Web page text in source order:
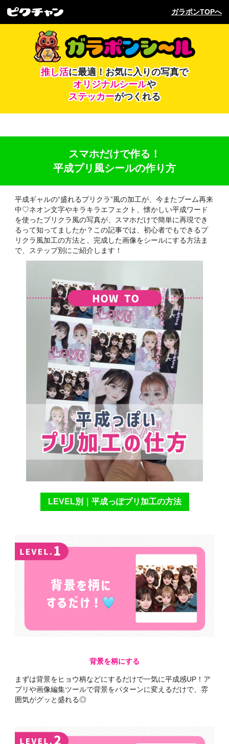
ガラポンTOPへ
推し活に最適！お気に入りの写真で
オリジナルシールや
ステッカーがつくれる
スマホだけで作る！
平成プリ風シールの作り方
平成ギャルの“盛れるプリクラ”風の加工が、今またブーム再来
中♡ネオン文字やキラキラエフェクト、懐かしい平成ワード
を使ったプリクラ風の写真が、スマホだけで簡単に再現でき
るって知ってましたか？この記事では、初心者でもできるプ
リクラ風加工の方法と、完成した画像をシールにする方法ま
で、ステップ別にご紹介します！
LEVEL別｜平成っぽプリ加工の方法
背景を柄にする
まずは背景をヒョウ柄などにするだけで一気に平成感UP！ア
プリや画像編集ツールで背景をパターンに変えるだけで、雰
囲気がグッと盛れる◎